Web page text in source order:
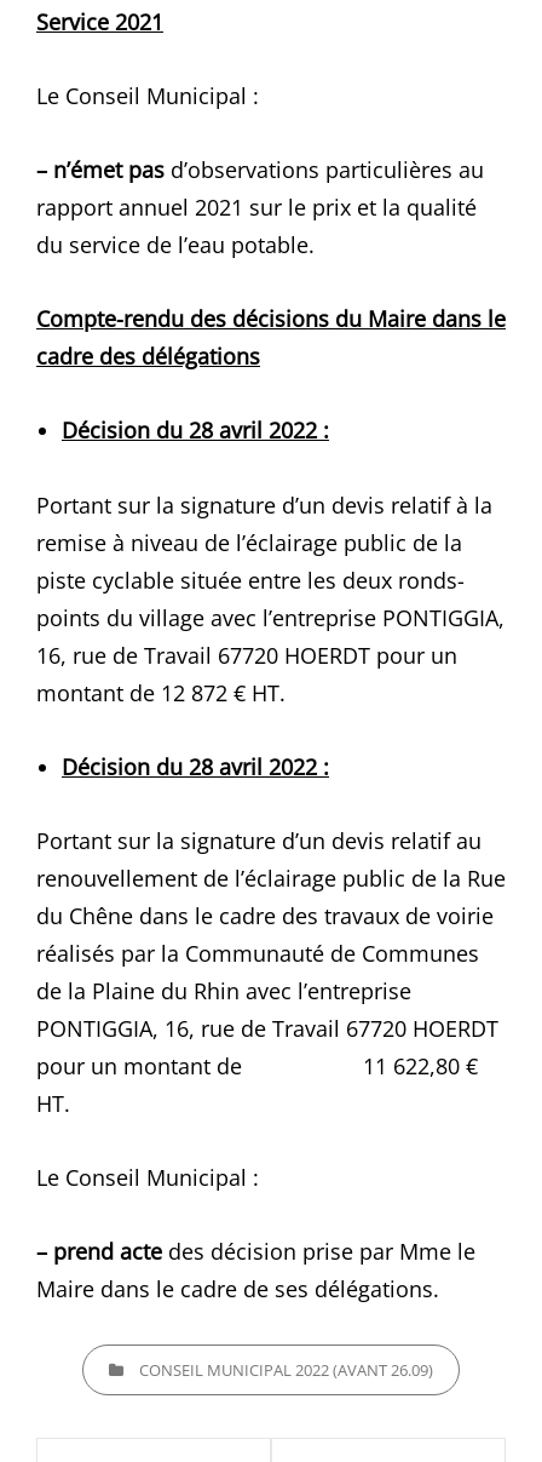
Service 2021
Le Conseil Municipal :
– n’émet pas d’observations particulières au
rapport annuel 2021 sur le prix et la qualité
du service de l’eau potable.
Compte-rendu des décisions du Maire dans le
cadre des délégations
Décision du 28 avril 2022 :
Portant sur la signature d’un devis relatif à la
remise à niveau de l’éclairage public de la
piste cyclable située entre les deux ronds-
points du village avec l’entreprise PONTIGGIA,
16, rue de Travail 67720 HOERDT pour un
montant de 12 872 € HT.
Décision du 28 avril 2022 :
Portant sur la signature d’un devis relatif au
renouvellement de l’éclairage public de la Rue
du Chêne dans le cadre des travaux de voirie
réalisés par la Communauté de Communes
de la Plaine du Rhin avec l’entreprise
PONTIGGIA, 16, rue de Travail 67720 HOERDT
pour un montant de 11 622,80 €
HT.
Le Conseil Municipal :
– prend acte des décision prise par Mme le
Maire dans le cadre de ses délégations.
CATEGORIESCONSEIL MUNICIPAL 2022 (AVANT 26.09)